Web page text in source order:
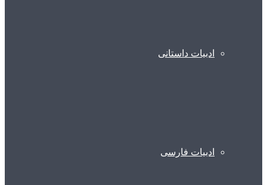
ادبیات داستانی
ادبیات فارسی